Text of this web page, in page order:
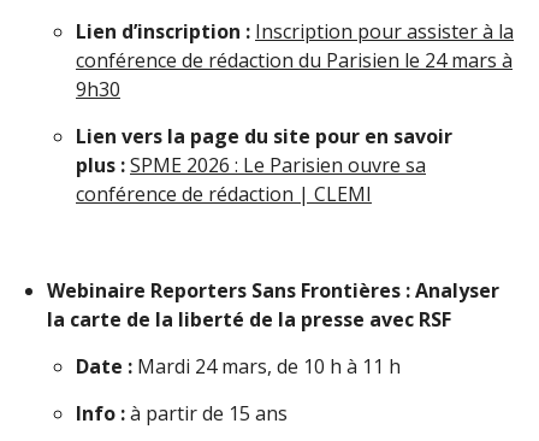
Lien d’inscription : Inscription pour assister à la
conférence de rédaction du Parisien le 24 mars à
9h30
Lien vers la page du site pour en savoir
plus :SPME 2026 : Le Parisien ouvre sa
conférence de rédaction | CLEMI
Webinaire Reporters Sans Frontières : Analyser
la carte de la liberté de la presse avec RSF
Date : Mardi 24 mars, de 10 h à 11 h
Info :à partir de 15 ans